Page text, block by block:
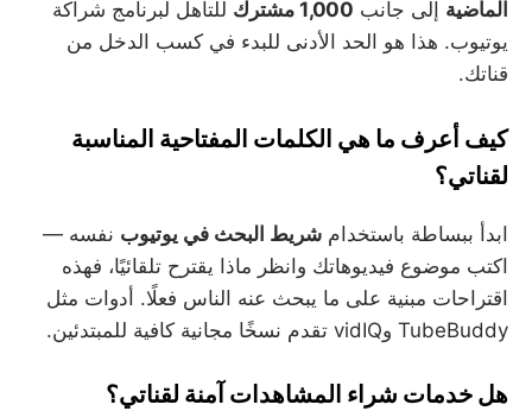
الماضية إلى جانب 1,000 مشترك
للتأهل لبرنامج شراكة
يوتيوب. هذا هو الحد الأدنى للبدء في كسب الدخل من
قناتك.
كيف أعرف ما هي الكلمات المفتاحية المناسبة
لقناتي؟
ابدأ ببساطة باستخدام شريط البحث في يوتيوب نفسه —
اكتب موضوع فيديوهاتك وانظر ماذا يقترح تلقائيًا، فهذه
اقتراحات مبنية على ما يبحث عنه الناس فعلًا. أدوات مثل
TubeBuddy وvidIQ تقدم نسخًا مجانية كافية للمبتدئين.
هل خدمات شراء المشاهدات آمنة لقناتي؟